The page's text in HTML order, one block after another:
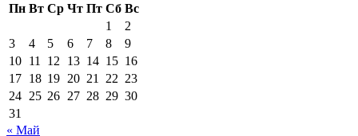
Пн Вт Ср Чт Пт Сб Вс
1
2
3
4 5 6 7 8
9
10 11 12 13 14 15 16
17 18 19 20 21 22 23
24 25 26 27 28 29 30
31
« Май